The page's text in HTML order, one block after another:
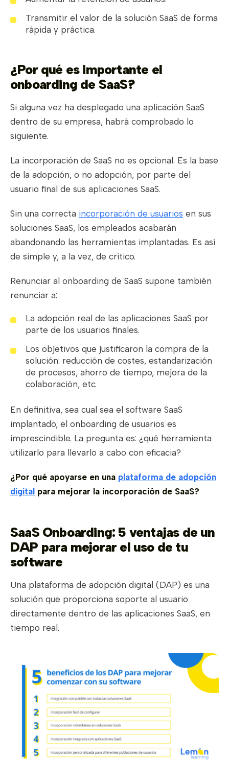
Transmitir el valor de la solución SaaS de forma
rápida y práctica.
¿Por qué es importante el
onboarding de SaaS?
Si alguna vez ha desplegado una aplicación SaaS
dentro de su empresa, habrá comprobado lo
siguiente.
La incorporación de SaaS no es opcional. Es la base
de la adopción, o no adopción, por parte del
usuario final de sus aplicaciones SaaS.
Sin una correcta incorporación de usuarios en sus
soluciones SaaS, los empleados acabarán
abandonando las herramientas implantadas. Es así
de simple y, a la vez, de crítico.
Renunciar al onboarding de SaaS supone también
renunciar a:
La adopción real de las aplicaciones SaaS por
parte de los usuarios finales.
Los objetivos que justificaron la compra de la
solución: reducción de costes, estandarización
de procesos, ahorro de tiempo, mejora de la
colaboración, etc.
En definitiva, sea cual sea el software SaaS
implantado, el onboarding de usuarios es
imprescindible. La pregunta es: ¿qué herramienta
utilizarlo para llevarlo a cabo con eficacia?
¿Por qué apoyarse en una plataforma de adopción
digital para mejorar la incorporación de SaaS?
SaaS Onboarding: 5 ventajas de un
DAP para mejorar el uso de tu
software
Una plataforma de adopción digital (DAP) es una
solución que proporciona soporte al usuario
directamente dentro de las aplicaciones SaaS, en
tiempo real.